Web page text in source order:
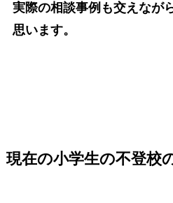
実際の相談事例も交えなが
思います。
現在の小学生の不登校